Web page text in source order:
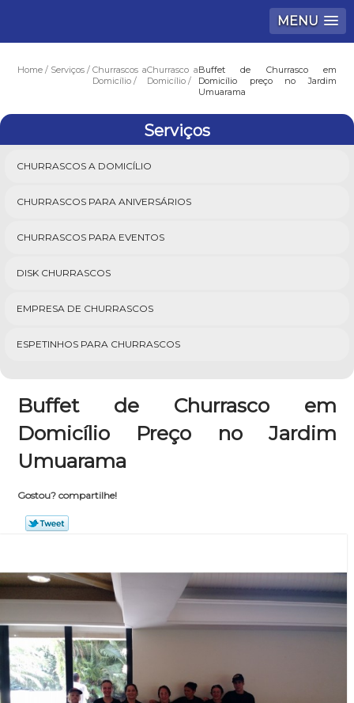
MENU
Home Serviços
Churrascos a
Domicílio
Churrasco a
Domicílio
Buffet de Churrasco em
Domicílio preço no Jardim
Umuarama
Serviços
CHURRASCOS A DOMICÍLIO
CHURRASCOS PARA ANIVERSÁRIOS
CHURRASCOS PARA EVENTOS
DISK CHURRASCOS
EMPRESA DE CHURRASCOS
ESPETINHOS PARA CHURRASCOS
Buffet de Churrasco em
Domicílio Preço no Jardim
Umuarama
Gostou? compartilhe!